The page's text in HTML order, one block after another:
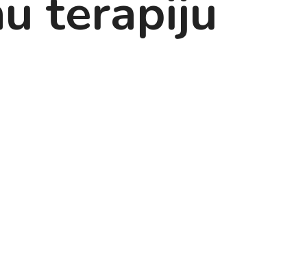
terapiju